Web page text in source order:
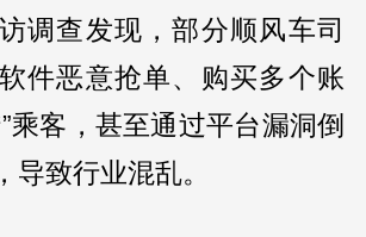
调查发现，部分顺风车司
件恶意抢单、购买多个账
乘客，甚至通过平台漏洞倒
导致行业混乱。